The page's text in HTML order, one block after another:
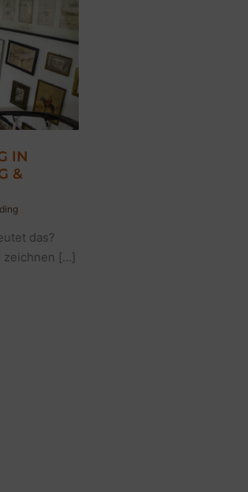
IN
&
das?
zeichnen […]